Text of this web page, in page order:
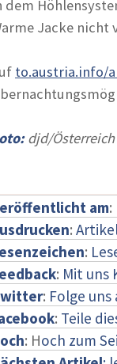
dem
Jacke nicht
to.austria.info/
djd/
am:
:
:
: Mit uns
: Folge
: Teile
: Hoch zum